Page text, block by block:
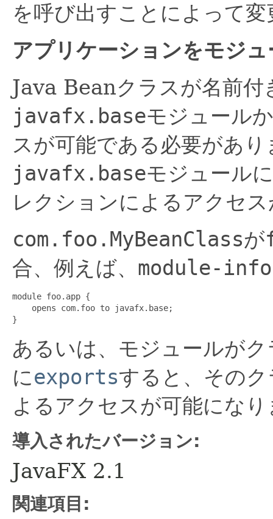
を呼び出すことによって
アプリケーションをモジ
Java Beanクラスが名前付
javafx.baseモジュール
スが可能である必要があり
javafx.baseモジュール
レクションによるアクセ
com.foo.MyBeanClassが
合、例えば、 module-
module foo.app {
    opens com.foo to javafx.base;
}
あるいは、モジュールが
にexportsすると、その
よるアクセスが可能になり
導入されたバージョン:
JavaFX 2.1
関連項目: